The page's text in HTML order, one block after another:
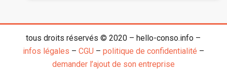
tous droits réservés © 2020 – hello-conso.info –
infos légales – CGU – politique de confidentialité –
demander l’ajout de son entreprise